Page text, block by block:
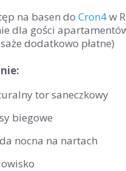
na basen do Cron4w
dla gości
dodatkowo płatne)
tor saneczkowy
biegowe
nocna na nartach